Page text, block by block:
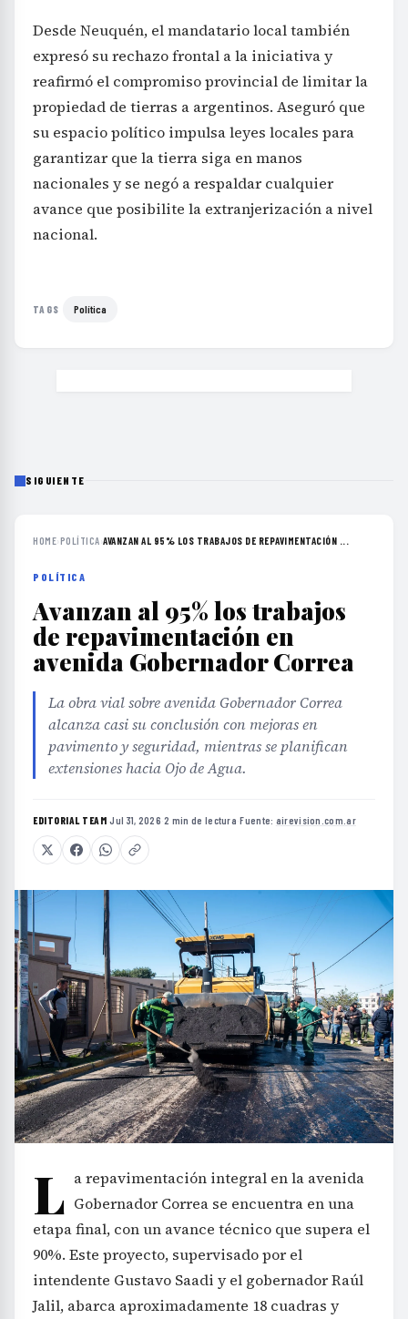
Desde Neuquén, el mandatario local también
expresó su rechazo frontal a la iniciativa y
reafirmó el compromiso provincial de limitar la
propiedad de tierras a argentinos. Aseguró que
su espacio político impulsa leyes locales para
garantizar que la tierra siga en manos
nacionales y se negó a respaldar cualquier
avance que posibilite la extranjerización a nivel
nacional.
TAGS Política
SIGUIENTE
HOME›POLÍTICA›AVANZAN AL 95% LOS TRABAJOS DE REPAVIMENTACIÓN ...
POLÍTICA
Avanzan al 95% los trabajos
de repavimentación en
avenida Gobernador Correa
La obra vial sobre avenida Gobernador Correa
alcanza casi su conclusión con mejoras en
pavimento y seguridad, mientras se planifican
extensiones hacia Ojo de Agua.
EDITORIAL TEAM·Jul 31, 2026·2 min de lectura·Fuente: airevision.com.ar
L a repavimentación integral en la avenida
Gobernador Correa se encuentra en una
etapa final, con un avance técnico que supera el
90%. Este proyecto, supervisado por el
intendente Gustavo Saadi y el gobernador Raúl
Jalil, abarca aproximadamente 18 cuadras y